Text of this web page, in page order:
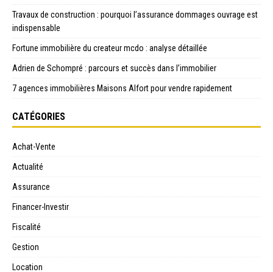
Travaux de construction : pourquoi l’assurance dommages ouvrage est
indispensable
Fortune immobilière du createur mcdo : analyse détaillée
Adrien de Schompré : parcours et succès dans l’immobilier
7 agences immobilières Maisons Alfort pour vendre rapidement
CATÉGORIES
Achat-Vente
Actualité
Assurance
Financer-Investir
Fiscalité
Gestion
Location